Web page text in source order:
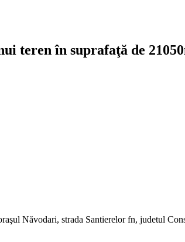
teren în suprafaţă de
Năvodari, strada Santierelor fn, judetul